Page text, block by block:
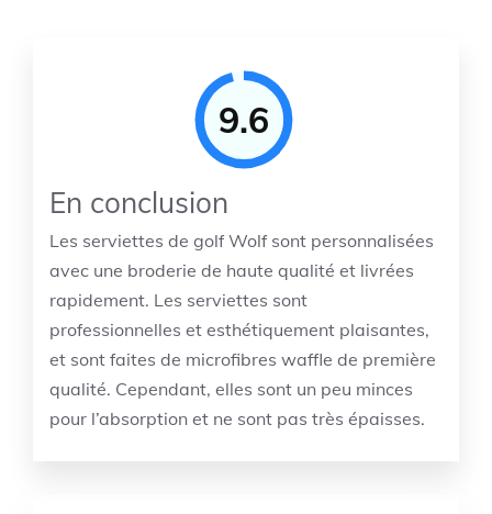
9.6
En conclusion
Les serviettes de golf Wolf sont personnalisées
avec une broderie de haute qualité et livrées
rapidement. Les serviettes sont
professionnelles et esthétiquement plaisantes,
et sont faites de microfibres waffle de première
qualité. Cependant, elles sont un peu minces
pour l’absorption et ne sont pas très épaisses.